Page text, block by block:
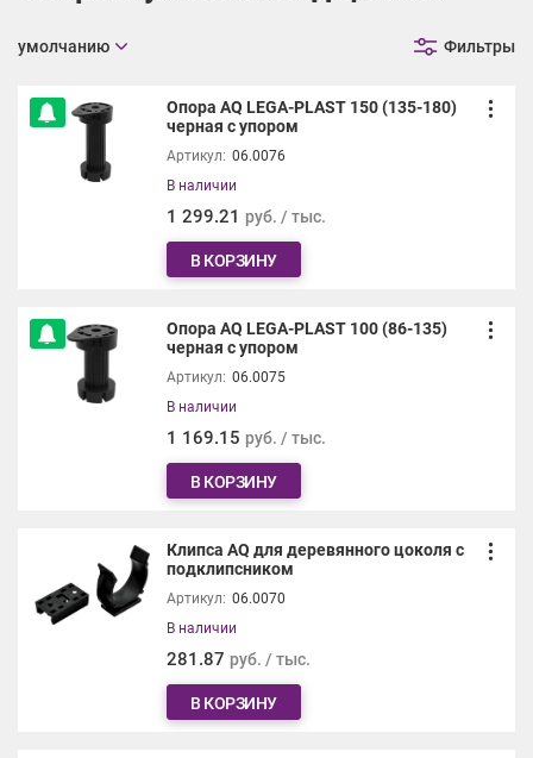
умолчанию Фильтры
Опора AQ LEGA-PLAST 150 (135-180)
черная с упором
Артикул: 06.0076
В наличии
1 299.21 руб. / тыс.
В КОРЗИНУ
Опора AQ LEGA-PLAST 100 (86-135)
черная с упором
Артикул: 06.0075
В наличии
1 169.15 руб. / тыс.
В КОРЗИНУ
Клипса AQ для деревянного цоколя с
подклипсником
Артикул: 06.0070
В наличии
281.87 руб. / тыс.
В КОРЗИНУ